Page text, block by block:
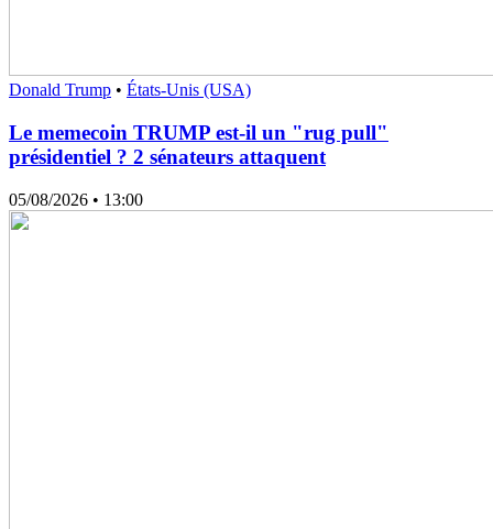
Donald Trump • États-Unis (USA)
Le memecoin TRUMP est-il un "rug pull"
présidentiel ? 2 sénateurs attaquent
05/08/2026 • 13:00